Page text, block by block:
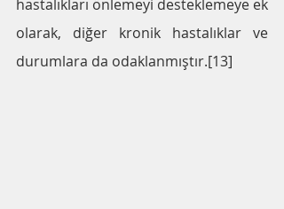
hastalıkları önlemeyi desteklemeye ek
olarak, diğer kronik hastalıklar ve
durumlara da odaklanmıştır.[13]